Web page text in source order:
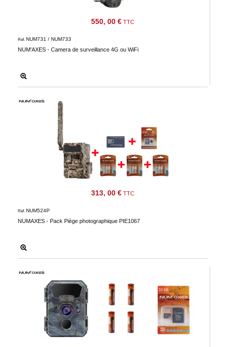
550, 00 € TTC
NUM'AXES - Camera de surveillance 4G ou WiFi
Réf. NUM731 / NUM733
313, 00 € TTC
NUMAXES - Pack Piège photographique PIE1067
Réf. NUM524P